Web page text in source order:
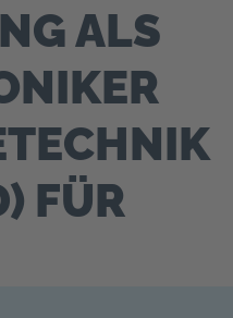
ALS
FÜR